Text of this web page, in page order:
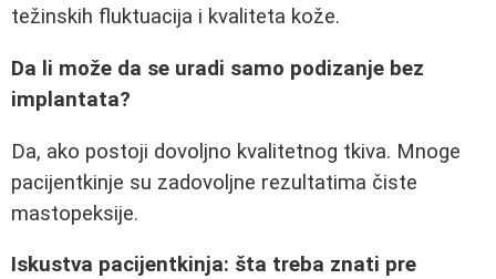
težinskih fluktuacija i kvaliteta kože.
Da li može da se uradi samo podizanje bez
implantata?
Da, ako postoji dovoljno kvalitetnog tkiva. Mnoge
pacijentkinje su zadovoljne rezultatima čiste
mastopeksije.
Iskustva pacijentkinja: šta treba znati pre